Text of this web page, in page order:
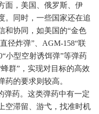
面，美国、俄罗斯、伊
。同时，一些国家还在追
和协同，如美国的“金色
径炸弹”、AGM-158“联
小型空射诱饵弹”等弹药
群”，实现对目标的高效
的要求则较高。
弹药。这类弹药中有一定
空滞留、游弋，找准时机